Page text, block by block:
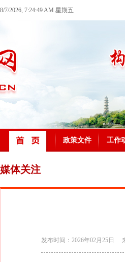
8/7/2026, 7:24:49 AM 星期五
政策文件 工作
媒体关注
发布时间：2026年02月25日